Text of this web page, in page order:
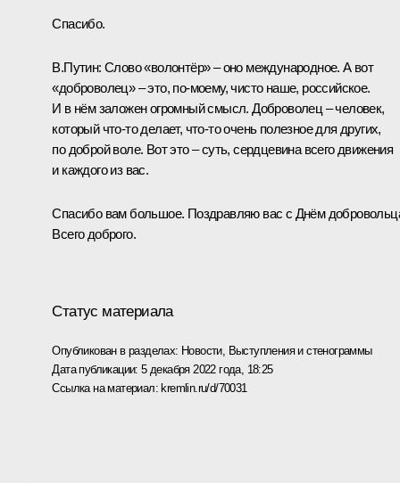
Спасибо.
В.Путин: Слово «волонтёр» – оно международное. А вот
«доброволец» – это, по-моему, чисто наше, российское.
И в нём заложен огромный смысл. Доброволец – человек,
который что-то делает, что-то очень полезное для других,
по доброй воле. Вот это – суть, сердцевина всего движения
и каждого из вас.
Спасибо вам большое. Поздравляю вас с Днём
Всего доброго.
Статус материала
Опубликован в разделах: Новости, Выступления и стенограммы
Дата публикации:5 декабря 2022 года, 18:25
Ссылка на материал: kremlin.ru/d/70031